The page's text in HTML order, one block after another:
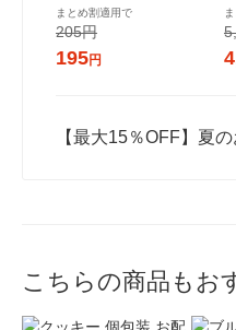
まとめ割適用で
205円
195円
【最大15％OFF】夏
こちらの商品もお